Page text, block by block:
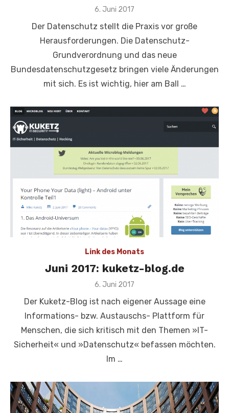
Veröffentlicht
6. Juni 2017
Der Datenschutz stellt die Praxis vor große
Herausforderungen. Die Datenschutz-
Grundverordnung und das neue
Bundesdatenschutzgesetz bringen viele Änderungen
mit sich. Es ist wichtig, hier am Ball …
Link des Monats
Juni 2017: kuketz-blog.de
Veröffentlicht
6. Juni 2017
Der Kuketz-Blog ist nach eigener Aussage eine
Informations- bzw. Austauschs- Plattform für
Menschen, die sich kritisch mit den Themen »IT-
Sicherheit« und »Datenschutz« befassen möchten.
Im …